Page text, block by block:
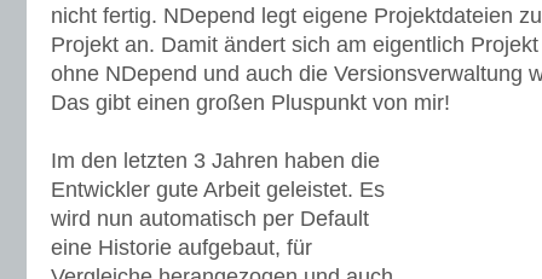
nicht fertig. NDepend legt eigene Projektdateien
Projekt an. Damit ändert sich am eigentlich
ohne NDepend und auch die Versionsverwaltung
Das gibt einen großen Pluspunkt von mir!
Im den letzten 3 Jahren haben die
Entwickler gute Arbeit geleistet. Es
wird nun automatisch per Default
eine Historie aufgebaut, für